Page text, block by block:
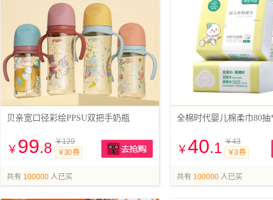
贝亲宽口径彩绘PPSU双把手奶瓶
￥ 99.8 ￥129
￥30 券
共有 100000 人已买
全棉时代婴儿棉柔巾80抽
￥40.1 ￥43
￥3 券
共有 100000 人已买